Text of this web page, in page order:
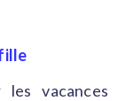
vacances